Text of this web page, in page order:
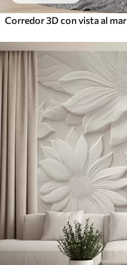
Corredor 3D con vista al mar